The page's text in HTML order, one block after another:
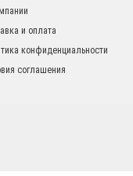
и оплата
конфиденциальности
соглашения